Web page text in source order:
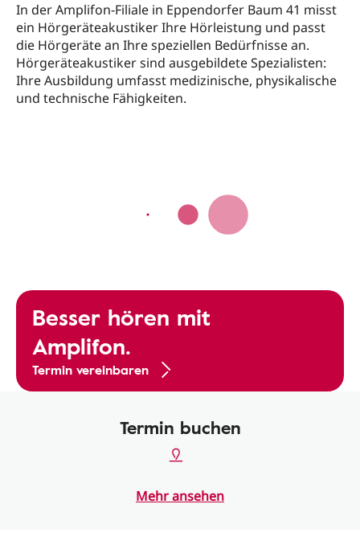
In der Amplifon-Filiale in Eppendorfer Baum 41 misst
ein Hörgeräteakustiker Ihre Hörleistung und passt
die Hörgeräte an Ihre speziellen Bedürfnisse an.
Hörgeräteakustiker sind ausgebildete Spezialisten:
Ihre Ausbildung umfasst medizinische, physikalische
und technische Fähigkeiten.
Besser hören mit
Amplifon.
Termin vereinbaren
Termin buchen
Mehr ansehen